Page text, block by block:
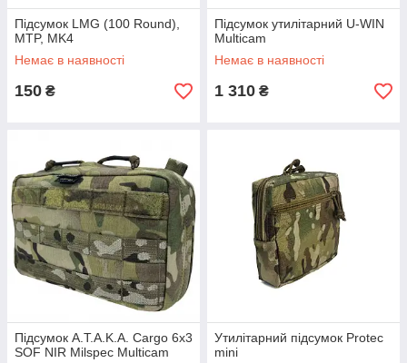
Підсумок LMG (100 Round),
MTP, MK4
Немає в наявності
150 ₴
Підсумок утилітарний U-WIN
Multicam
Немає в наявності
1 310 ₴
Підсумок A.T.A.K.A. Cargo 6х3
SOF NIR Milspec Multicam
Утилітарний підсумок Protec
mini